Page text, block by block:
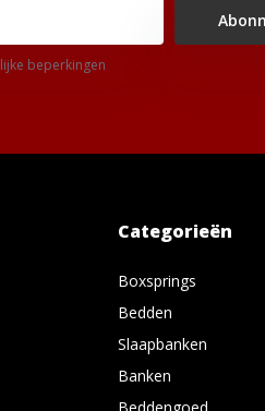
beperkingen
Categorieën
Boxsprings
Bedden
Slaapbanken
Banken